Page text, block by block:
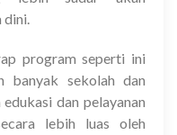
dini.
program seperti ini
banyak sekolah dan
edukasi dan pelayanan
lebih luas oleh